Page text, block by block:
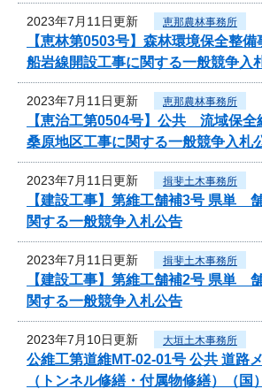
2023年7月11日更新 恵那農林事務所
【恵林第0503号】森林環境保全整
船岩線開設工事に関する一般競争入
2023年7月11日更新 恵那農林事務所
【恵治工第0504号】公共 流域保
桑原地区工事に関する一般競争入札
2023年7月11日更新 揖斐土木事務所
【建設工事】第維工舗補3号 県単
関する一般競争入札公告
2023年7月11日更新 揖斐土木事務所
【建設工事】第維工舗補2号 県単
関する一般競争入札公告
2023年7月10日更新 大垣土木事務所
公維工第道維MT-02-01号 公共 道路
（トンネル修繕・付属物修繕）（